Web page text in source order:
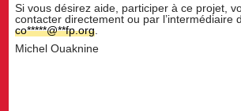
Si vous désirez aide, participer à ce projet,
contacter directement ou par l’intermédiaire
co*****@**fp.org
Michel Ouaknine